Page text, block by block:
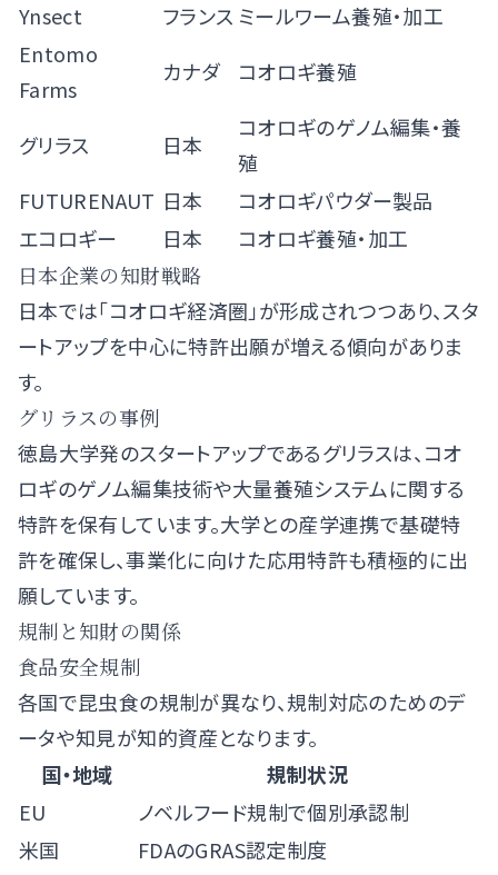
Ynsect
フランス ミールワーム養殖・加工
Entomo
Farms
カナダ コオロギ養殖
グリラス 日本
コオロギのゲノム編集・養
殖
FUTURENAUT 日本
コオロギパウダー製品
エコロギー
日本
コオロギ養殖・加工
日本企業の知財戦略
日本では「コオロギ経済圏」が形成されつつあり、スタ
ートアップを中心に特許出願が増える傾向がありま
す。
グリラスの事例
徳島大学発のスタートアップであるグリラスは、コオ
ロギのゲノム編集技術や大量養殖システムに関する
特許を保有しています。大学との産学連携で基礎特
許を確保し、事業化に向けた応用特許も積極的に出
願しています。
規制と知財の関係
食品安全規制
各国で昆虫食の規制が異なり、規制対応のためのデ
ータや知見が知的資産となります。
国・地域
規制状況
EU
ノベルフード規制で個別承認制
米国
FDAのGRAS認定制度